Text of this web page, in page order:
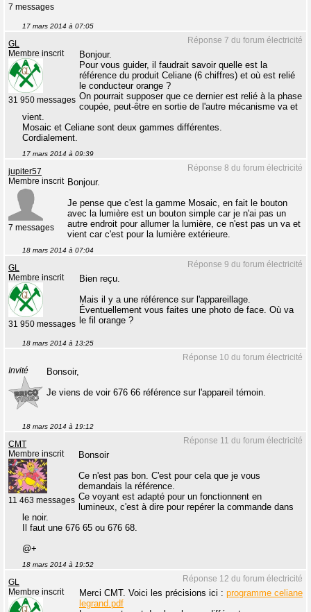
7 messages
17 mars 2014 à 07:05
Réponse 7 du forum électricité
GL
Membre inscrit
31 950 messages
Bonjour.
Pour vous guider, il faudrait savoir quelle est la
référence du produit Celiane (6 chiffres) et où est relié
le conducteur orange ?
On pourrait supposer que ce dernier est relié à la phase
coupée, peut-être en sortie de l'autre mécanisme va et
vient.
Mosaic et Celiane sont deux gammes différentes.
Cordialement.
17 mars 2014 à 09:39
Réponse 8 du forum électricité
jupiter57
Membre inscrit
7 messages
Bonjour.
Je pense que c'est la gamme Mosaic, en fait le bouton
avec la lumière est un bouton simple car je n'ai pas un
autre endroit pour allumer la lumière, ce n'est pas un va et
vient car c'est pour la lumière extérieure.
18 mars 2014 à 07:04
Réponse 9 du forum électricité
GL
Membre inscrit
31 950 messages
Bien reçu.
Mais il y a une référence sur l'appareillage.
Éventuellement vous faites une photo de face. Où va
le fil orange ?
18 mars 2014 à 13:25
Réponse 10 du forum électricité
Invité
Bonsoir,
Je viens de voir 676 66 référence sur l'appareil témoin.
18 mars 2014 à 19:12
Réponse 11 du forum électricité
CMT
Membre inscrit
11 463 messages
Bonsoir
Ce n'est pas bon. C'est pour cela que je vous
demandais la référence.
Ce voyant est adapté pour un fonctionnent en
lumineux, c'est à dire pour repérer la commande dans
le noir.
Il faut une 676 65 ou 676 68.
@+
18 mars 2014 à 19:52
Réponse 12 du forum électricité
GL
Membre inscrit
Merci CMT. Voici les précisions ici : programme celiane
legrand.pdf